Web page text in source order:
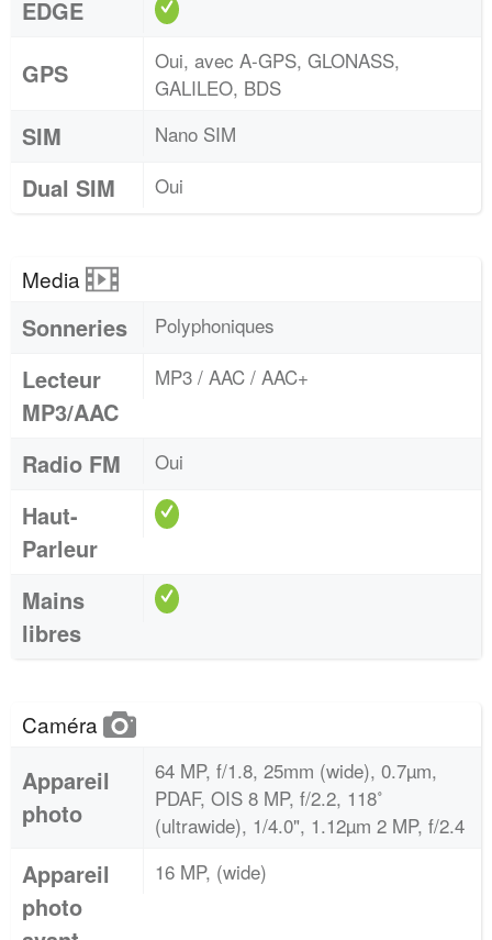
EDGE
GPS
Oui, avec A-GPS, GLONASS,
GALILEO, BDS
SIM Nano SIM
Dual SIM Oui
Media
Sonneries Polyphoniques
Lecteur
MP3/AAC
MP3 / AAC / AAC+
Radio FM Oui
Haut-
Parleur
Mains
libres
Caméra
Appareil
photo
64 MP, f/1.8, 25mm (wide), 0.7µm,
PDAF, OIS 8 MP, f/2.2, 118˚
(ultrawide), 1/4.0", 1.12µm 2 MP, f/2.4
Appareil
photo
16 MP, (wide)